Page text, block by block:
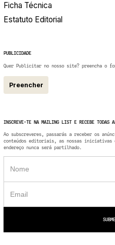
Ficha Técnica
Estatuto Editorial
PUBLICIDADE
Quer Publicitar no nosso site? preencha o
Preencher
INSCREVE-TE NA MAILING LIST E RECEBE TODAS
Ao subscreveres, passarás a receber os
conteúdos editoriais, as nossas iniciativas
endereço nunca será partilhado.